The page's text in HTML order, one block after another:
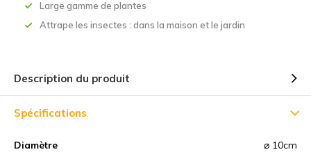
Large gamme de plantes
Attrape les insectes : dans la maison et le jardin
Description du produit
Spécifications
Diamètre ⌀ 10cm